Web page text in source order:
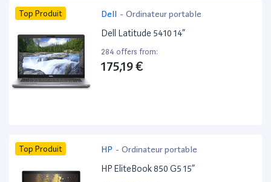
Top Produit Dell - Ordinateur portable
Dell Latitude 5410 14”
284 offers from:
175,19 €
Top Produit HP - Ordinateur portable
HP EliteBook 850 G5 15”